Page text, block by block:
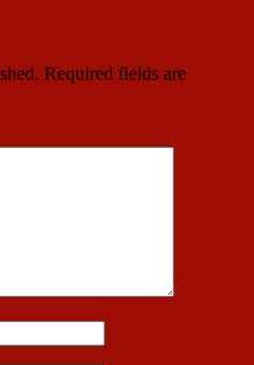
Required fields are